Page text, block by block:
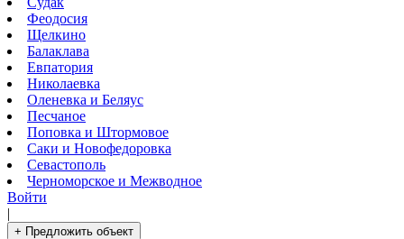
Феодосия
Щелкино
Балаклава
Евпатория
Николаевка
Оленевка и Беляус
Песчаное
Поповка и Штормовое
Саки и Новофедоровка
Севастополь
Черноморское и Межводное
Войти
|
+ Предложить объект